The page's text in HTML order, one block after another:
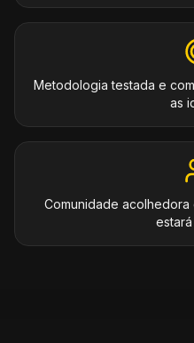
Metodologia testada e
as
Comunidade